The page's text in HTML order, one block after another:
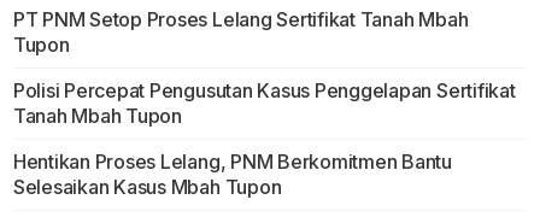
PT PNM Setop Proses Lelang Sertifikat Tanah Mbah
Tupon
Polisi Percepat Pengusutan Kasus Penggelapan Sertifikat
Tanah Mbah Tupon
Hentikan Proses Lelang, PNM Berkomitmen Bantu
Selesaikan Kasus Mbah Tupon